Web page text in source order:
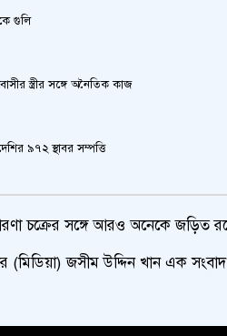
গুলি
স্ত্রীর সঙ্গে অনৈতিক কাজ
৯৭২ স্থাবর সম্পত্তি
চক্রের সঙ্গে আরও অনেকে জড়িত
জসীম উদ্দিন খান এক সংবাদ